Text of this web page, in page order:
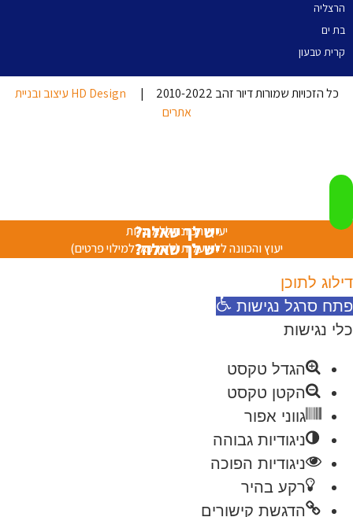
הרצליה
בת ים
קרית טבעון
כל הזכויות שמורות דיור זהב 2010-2022 |
HD Design עיצוב ובניית
אתרים
יש לך שאלה?
יעוץ והכוונה ללא עלות
יש לך שאלה?
יעוץ והכוונה ללא עלות (לחץ כאן למילוי פרטים)
דילוג לתוכן
פתח סרגל נגישות
כלי נגישות
הגדל טקסט
הקטן טקסט
גווני אפור
ניגודיות גבוהה
ניגודיות הפוכה
רקע בהיר
הדגשת קישורים